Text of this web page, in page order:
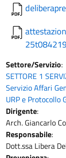
Settore/Servizio:
SETTORE 1
Servizio Affari
URP e Protocollo
Dirigente:
Arch. Giancarlo
Responsabile:
Dott.ssa Libera